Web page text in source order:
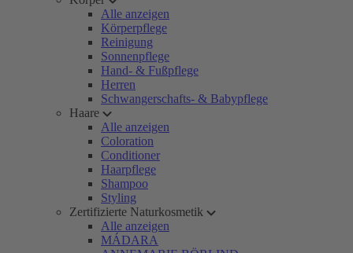
Alle anzeigen
Körperpflege
Reinigung
Sonnenpflege
Hand- & Fußpflege
Herren
Schwangerschafts- & Babypflege
Haare
Alle anzeigen
Coloration
Conditioner
Haarpflege
Shampoo
Styling
Zertifizierte Naturkosmetik
Alle anzeigen
MÁDARA